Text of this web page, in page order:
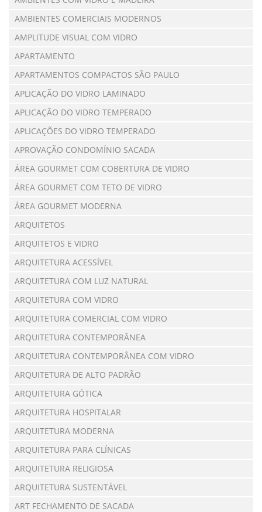
AMBIENTES COMERCIAIS MODERNOS
AMPLITUDE VISUAL COM VIDRO
APARTAMENTO
APARTAMENTOS COMPACTOS SÃO PAULO
APLICAÇÃO DO VIDRO LAMINADO
APLICAÇÃO DO VIDRO TEMPERADO
APLICAÇÕES DO VIDRO TEMPERADO
APROVAÇÃO CONDOMÍNIO SACADA
ÁREA GOURMET COM COBERTURA DE VIDRO
ÁREA GOURMET COM TETO DE VIDRO
ÁREA GOURMET MODERNA
ARQUITETOS
ARQUITETOS E VIDRO
ARQUITETURA ACESSÍVEL
ARQUITETURA COM LUZ NATURAL
ARQUITETURA COM VIDRO
ARQUITETURA COMERCIAL COM VIDRO
ARQUITETURA CONTEMPORÂNEA
ARQUITETURA CONTEMPORÂNEA COM VIDRO
ARQUITETURA DE ALTO PADRÃO
ARQUITETURA GÓTICA
ARQUITETURA HOSPITALAR
ARQUITETURA MODERNA
ARQUITETURA PARA CLÍNICAS
ARQUITETURA RELIGIOSA
ARQUITETURA SUSTENTÁVEL
ART FECHAMENTO DE SACADA